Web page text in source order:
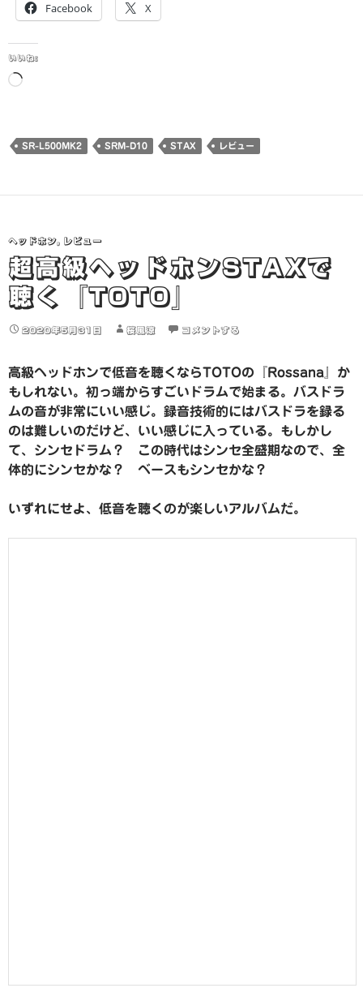
Facebook X
いいね:
読
み
SR-L500MK2 SRM-D10 STAX レビュー
ヘッドホン, レビュー
超高級ヘッドホンSTAXで
聴く『TOTO』
2020年5月31日 桜風涼 コメントする
高級ヘッドホンで低音を聴くならTOTOの『Rossana』か
もしれない。初っ端からすごいドラムで始まる。バスドラ
ムの音が非常にいい感じ。録音技術的にはバスドラを録る
のは難しいのだけど、いい感じに入っている。もしかし
て、シンセドラム？ この時代はシンセ全盛期なので、全
体的にシンセかな？ ベースもシンセかな？
いずれにせよ、低音を聴くのが楽しいアルバムだ。